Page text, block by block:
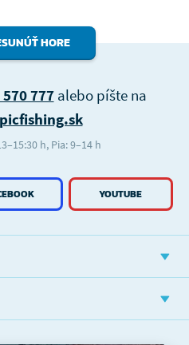
HORE
YOUTUBE
777alebo píšte na
h, Pia: 9–14 h